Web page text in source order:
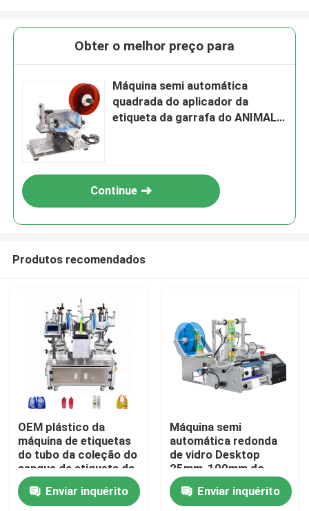
Casa
Produtos
Vídeos
Obter o melhor preço para
Máquina semi automática
quadrada do aplicador da
etiqueta da garrafa do ANIMAL
Continue
Produtos recomendados
OEM plástico da
máquina de etiquetas
do tubo da coleção do
sangue da etiqueta da
garrafa redonda do
ANIMAL DEEnviar inquérito
Máquina semi
automática redonda
de vidro Desktop
25mm-100mm do
Labeler da garrafa do
tubo Enviar inquérito